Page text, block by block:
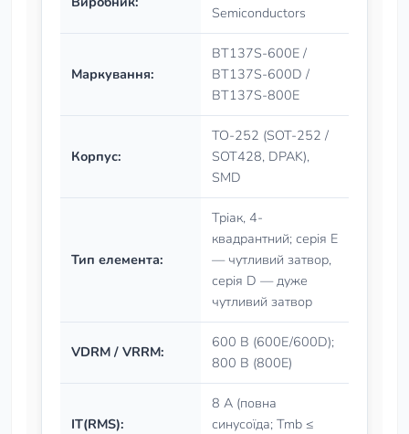
Semiconductors
Маркування:
BT137S-600E /
BT137S-600D /
BT137S-800E
Корпус:
TO-252 (SOT-252 /
SOT428, DPAK),
SMD
Тип елемента:
Тріак, 4-
квадрантний; серія E
— чутливий затвор,
серія D — дуже
чутливий затвор
VDRM / VRRM:
600 В (600E/600D);
800 В (800E)
IT(RMS):
8 А (повна
синусоїда; Tmb ≤